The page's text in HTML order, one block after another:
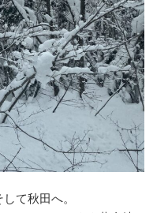
て秋田へ。